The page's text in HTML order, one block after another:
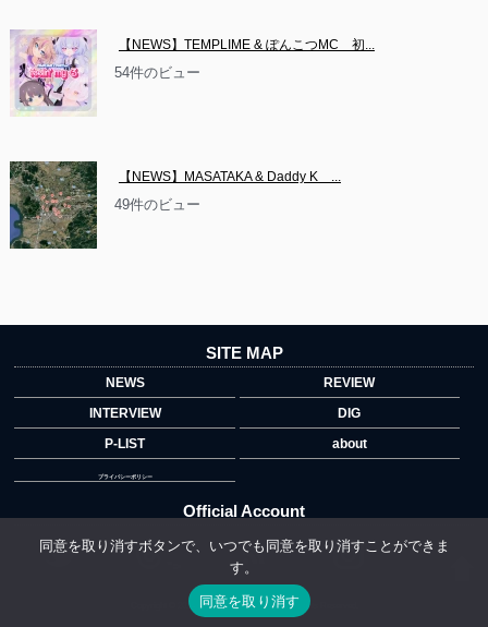
【NEWS】TEMPLIME & ぽんこつMC　初...
54件のビュー
【NEWS】MASATAKA & Daddy K　...
49件のビュー
SITE MAP
NEWS
REVIEW
INTERVIEW
DIG
P-LIST
about
プライバシーポリシー
Official Account
Copyright © 2014 copyrights.indiegrab.jp All Rights Reserved.
同意を取り消すボタンで、いつでも同意を取り消すことができま
す。
同意を取り消す